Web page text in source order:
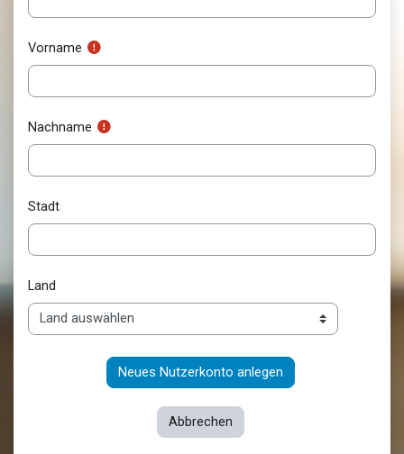
Vorname
Nachname
Stadt
Land